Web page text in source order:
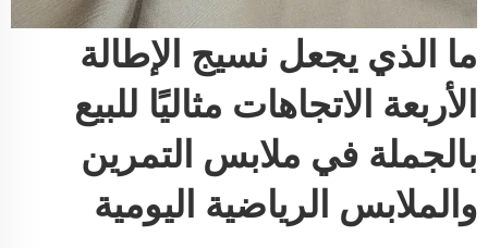
ما الذي يجعل نسيج الإطالة
الأربعة الاتجاهات مثاليًا للبيع
بالجملة في ملابس التمرين
والملابس الرياضية اليومية